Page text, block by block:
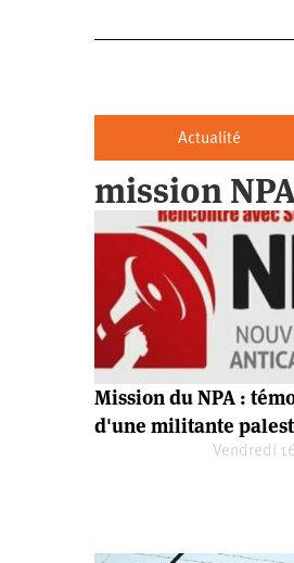
Actualité
Actualité
Politique
Entreprises
Entreprises
Automobile
SNCF
Oppressions
Oppressions
Économie
Vidéos
mission
Mission du NPA :
d'une militante
Vendredi